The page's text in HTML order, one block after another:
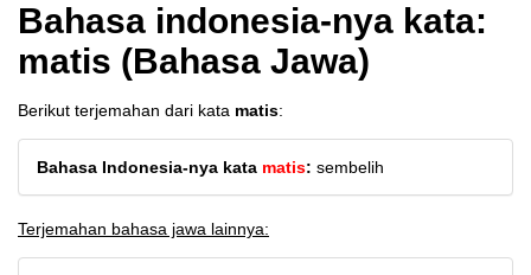
Bahasa indonesia-nya kata:
matis (Bahasa Jawa)
Berikut terjemahan dari kata matis:
Bahasa Indonesia-nya kata matis: sembelih
Terjemahan bahasa jawa lainnya: